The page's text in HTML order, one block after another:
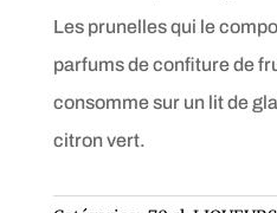
Les prunelles qui le
parfums de confiture de
consomme sur un lit de
citron vert.